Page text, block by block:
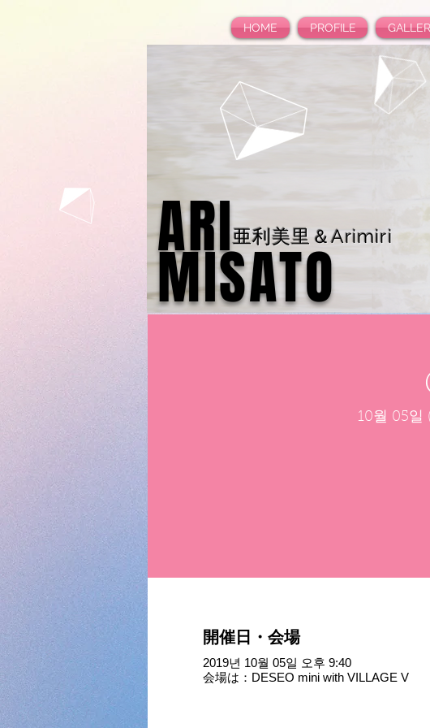
HOME PROFILE
ARI
MISATO
亜利美里＆Arimiri
10월 05일
開催日・会場
2019년 10월 05일 오후 9:40
会場は：DESEO mini with VILLAGE V